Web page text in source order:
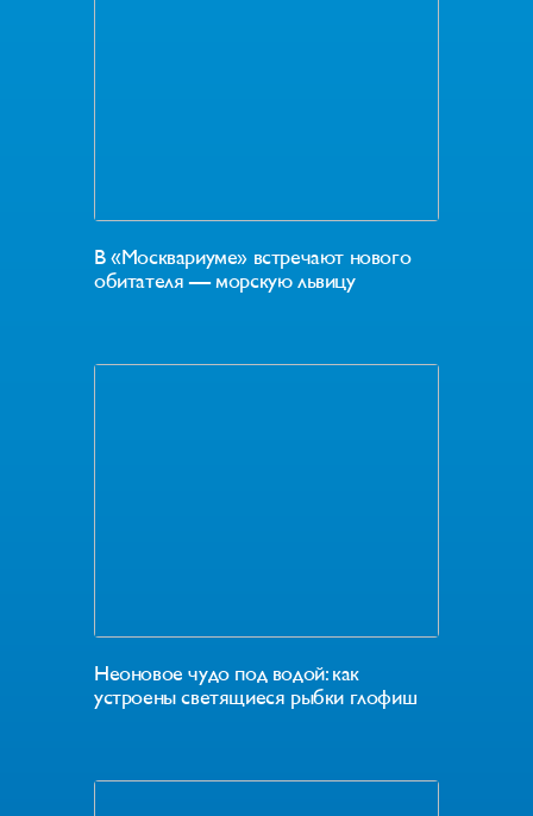
В «Москвариуме» встречают нового
обитателя — морскую львицу
Неоновое чудо под водой: как
устроены светящиеся рыбки глофиш